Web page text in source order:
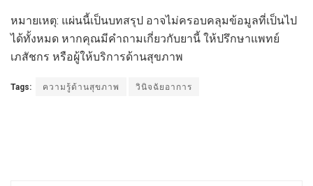
หมายเหตุ: แผ่นนี้เป็นบทสรุป อาจไม่ครอบคลุมข้อมูลที่เป็นไป
ได้ทั้งหมด หากคุณมีคำถามเกี่ยวกับยานี้ ให้ปรึกษาแพทย์
เภสัชกร หรือผู้ให้บริการด้านสุขภาพ
Tags: ความรู้ด้านสุขภาพ วินิจฉัยอาการ